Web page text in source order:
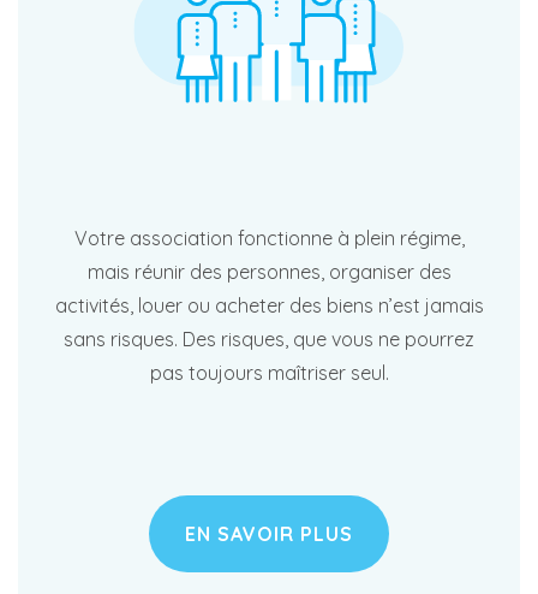
Votre association fonctionne à plein régime,
mais réunir des personnes, organiser des
activités, louer ou acheter des biens n’est jamais
sans risques. Des risques, que vous ne pourrez
pas toujours maîtriser seul.
EN SAVOIR PLUS